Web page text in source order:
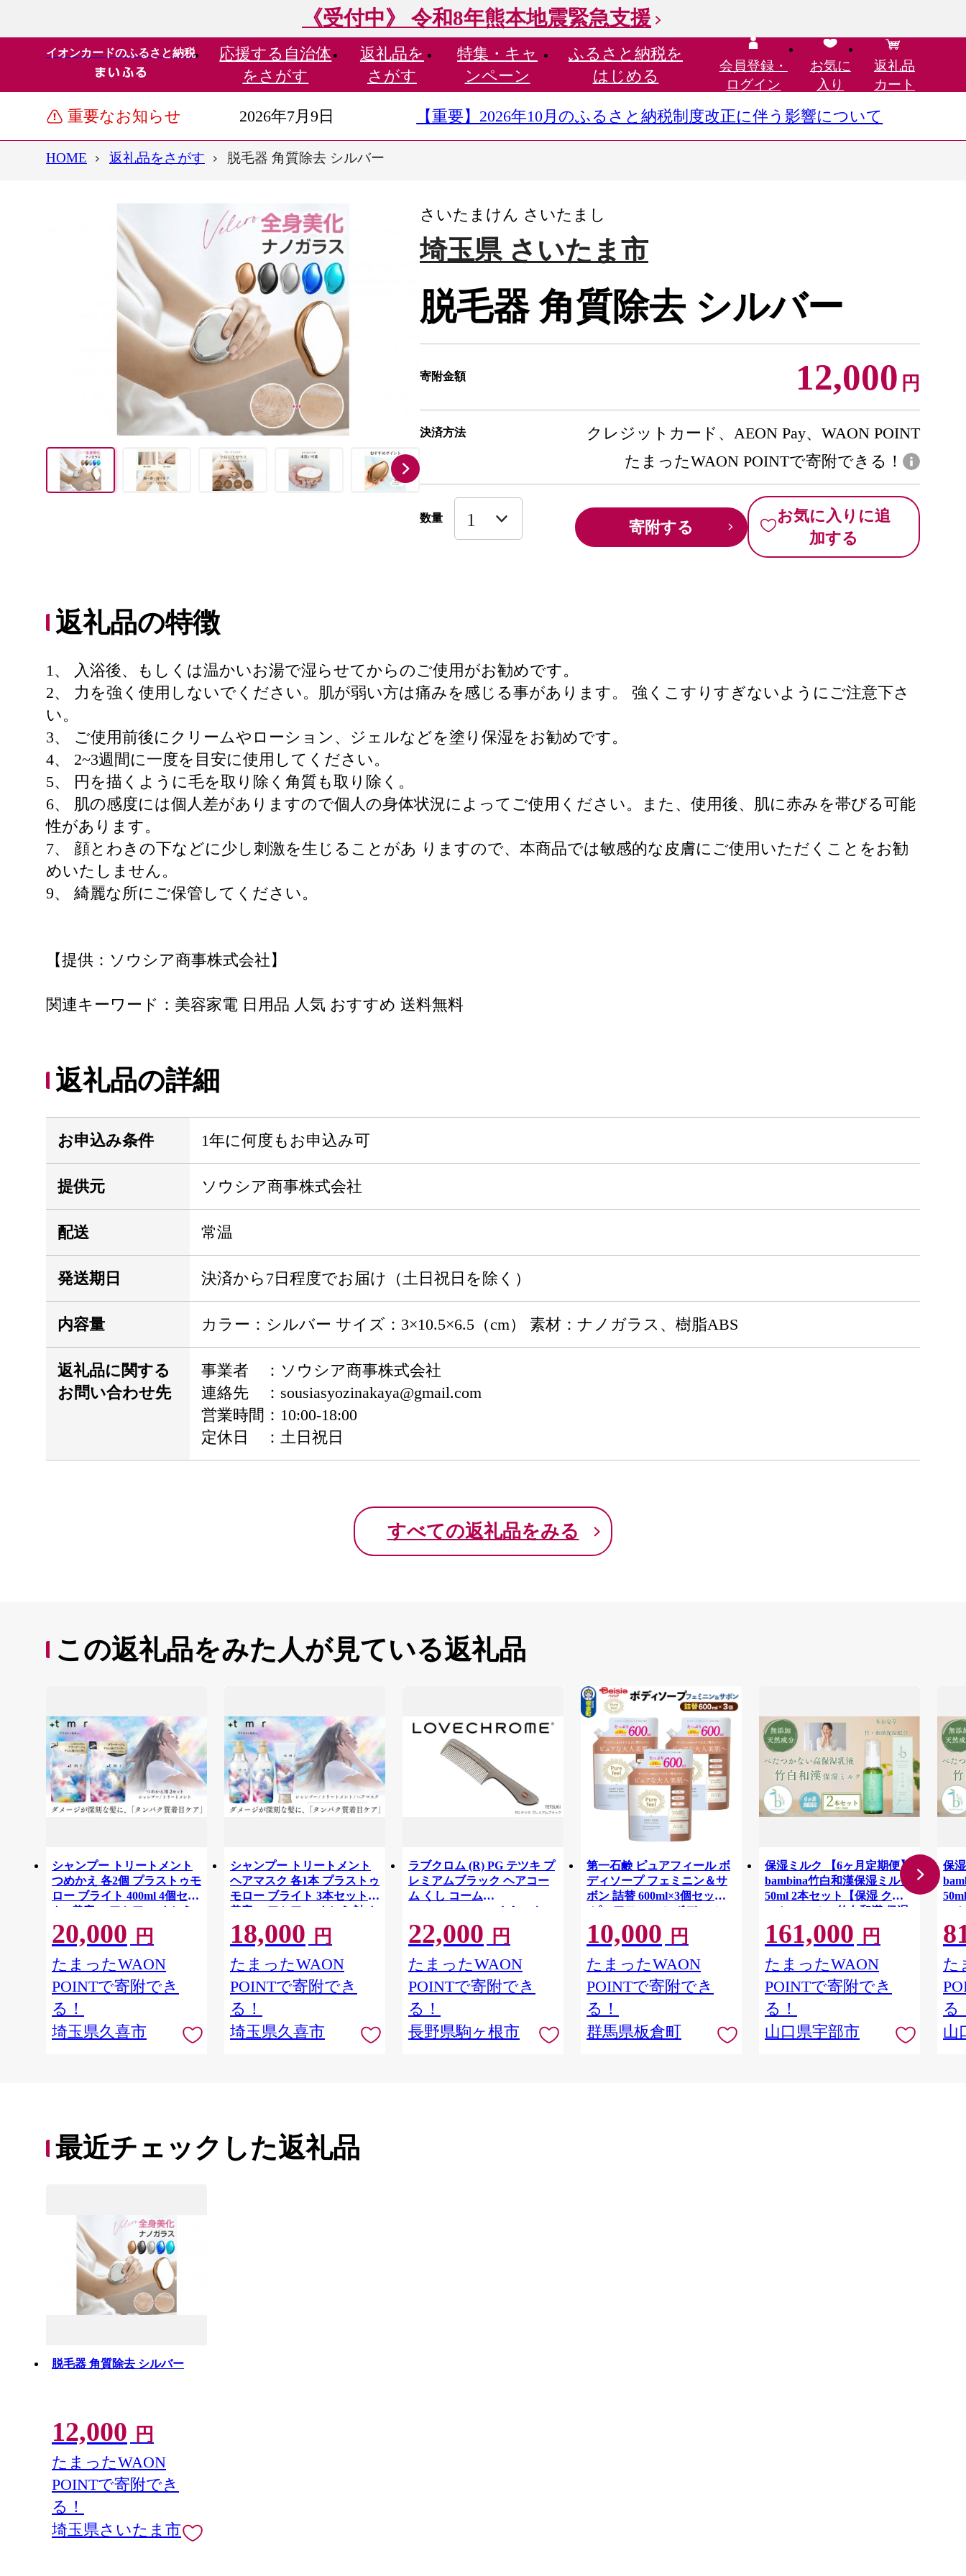
《受付中》 令和8年熊本地震緊急支援
イオンカードのふるさと納税 応援する 自治体
をさがす
返礼品を
さがす
特集・ キャ
ンペーン
ふるさと納税を
はじめる
会員登録・
ログイン
お気に
入り
返礼品
カート
重要なお知らせ 2026年7月9日 【重要】2026年10月のふるさと納税制度改正に伴う影響について
HOME 返礼品をさがす 脱毛器 角質除去 シルバー
さいたまけん さいたまし
埼玉県 さいたま市
脱毛器 角質除去 シルバー
寄附金額 12,000 円
決済方法
クレジットカード、AEON Pay、WAON POINT
たまったWAON POINTで寄附できる！
数量 寄附する
お気に入りに追
加する
返礼品の特徴
1、 入浴後、もしくは温かいお湯で湿らせてからのご使用がお勧めです。
2、 力を強く使用しないでください。肌が弱い方は痛みを感じる事があります。 強くこすりすぎないようにご注意下さ
い。
3、 ご使用前後にクリームやローション、ジェルなどを塗り保湿をお勧めです。
4、 2~3週間に一度を目安に使用してください。
5、 円を描くように毛を取り除く角質も取り除く。
6、 肌の感度には個人差がありますので個人の身体状況によってご使用ください。また、使用後、肌に赤みを帯びる可能
性があります。
7、 顔とわきの下などに少し刺激を生じることがあ りますので、本商品では敏感的な皮膚にご使用いただくことをお勧
めいたしません。
9、 綺麗な所にご保管してください。
【提供：ソウシア商事株式会社】
関連キーワード：美容家電 日用品 人気 おすすめ 送料無料
返礼品の詳細
お申込み条件 1年に何度もお申込み可
提供元 ソウシア商事株式会社
配送 常温
発送期日 決済から7日程度でお届け（土日祝日を除く）
内容量 カラー：シルバー サイズ：3×10.5×6.5（cm） 素材：ナノガラス、樹脂ABS
返礼品に関する
お問い合わせ先
事業者 ：ソウシア商事株式会社
連絡先 ：sousiasyozinakaya@gmail.com
営業時間：10:00-18:00
定休日 ：土日祝日
すべての返礼品をみる
この返礼品をみた人が見ている返礼品
シャンプー トリートメント
つめかえ 各2個 プラストゥモ
ロー ブライト 400ml 4個セッ
ト | 美容 ヘアケア つめかえ
詰め替え ブリーチ 口コミ 香
り リピート ランキング ロン
グ ストレート サラサラ 洗い
上がり パサつき カラー 髪 保
湿 ダメージ タンパク質 艶 リ
ペア ケア 補修 埼玉県 久喜市
ファイントゥデイ
20,000 円
たまったWAON
POINTで寄附でき
る！
埼玉県久喜市
シャンプー トリートメント
ヘアマスク 各1本 プラストゥ
モロー ブライト 3本セット |
美容 ヘアケア つめかえ 詰め
替え ブリーチ 口コミ 香り リ
ピート ランキング ロング ス
トレート サラサラ 洗い上が
り パサつき カラー 髪 保湿
ダメージ タンパク質 艶 リペ
ア ケア 補修 セット ライン使
い 埼玉県 久喜市 ファイント
ゥデイ
18,000 円
たまったWAON
POINTで寄附でき
る！
埼玉県久喜市
ラブクロム (R) PG テツキ プ
レミアムブラック ヘアコー
ム くし コーム
LOVECHROME さらつや ヘ
アケア 駒ヶ根市[№5659-
1415]
22,000 円
たまったWAON
POINTで寄附でき
る！
長野県駒ヶ根市
第一石鹸 ピュアフィール ボ
ディソープ フェミニン＆サ
ボン 詰替 600ml×3個セット
[ピュアフィール ボディソー
プ ビューティケア 美容 ミド
ル世代 フェミニン＆サボン
からだ 身体 さっぱり 群馬県
板倉町] 群馬県板倉町
10,000 円
たまったWAON
POINTで寄附でき
る！
群馬県板倉町
保湿ミルク 【6ヶ月定期便】
bambina竹白和漢保湿ミルク
50ml 2本セット【保湿 クリ
ーム bambina 竹白和漢 保湿
ミルク 50ml 高保湿 潤い し
わ ハリ アトピー 保湿 無香料
無添加 竹炭 硫黄 ケイ素 シリ
カ ミネラル ナチュラル 和漢
ヨモギ 桑の葉 ナツメ 甘草 オ
ウゴン 冬虫夏草 天然成分 パ
ラベンフリー オーガニック
バンビーナ365】
161,000 円
たまったWAON
POINTで寄附でき
る！
山口県宇部市
保
ー
ミ
わ
無
カ
ヨ
ウ
ラ
バ
た
る
山
最近チェックした返礼品
脱毛器 角質除去 シルバー
12,000 円
たまったWAON
POINTで寄附でき
る！
埼玉県さいたま市